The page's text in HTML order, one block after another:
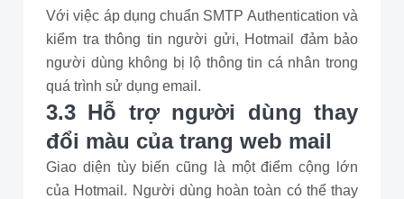
Với việc áp dụng chuẩn SMTP Authentication và
kiểm tra thông tin người gửi, Hotmail đảm bảo
người dùng không bị lộ thông tin cá nhân trong
quá trình sử dụng email.
3.3 Hỗ trợ người dùng thay
đổi màu của trang web mail
Giao diện tùy biến cũng là một điểm cộng lớn
của Hotmail. Người dùng hoàn toàn có thể thay